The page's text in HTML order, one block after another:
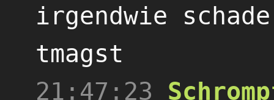
irgendwie
tmagst
21:47:23